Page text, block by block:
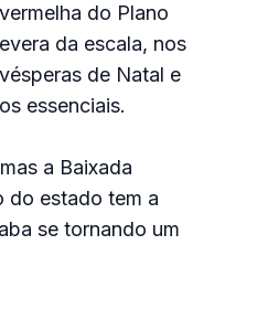
do Plano
da escala, nos
de Natal e
essenciais.
a Baixada
do estado tem a
se tornando um